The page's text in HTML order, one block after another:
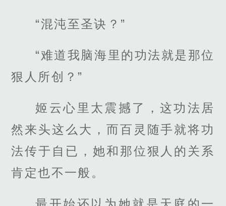
“混沌至圣诀？”
“难道我脑海里的功法就是那位
狠人所创？”
姬云心里太震撼了，这功法居
然来头这么大，而百灵随手就将功
法传于自已，她和那位狠人的关系
肯定也不一般。